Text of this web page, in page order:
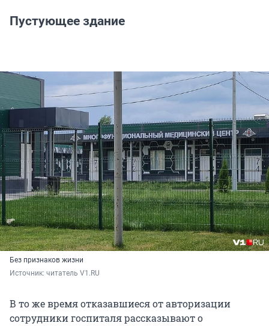
Пустующее здание
Без признаков жизни
Источник: читатель V1.RU
В то же время отказавшиеся от авторизации
сотрудники госпиталя рассказывают о